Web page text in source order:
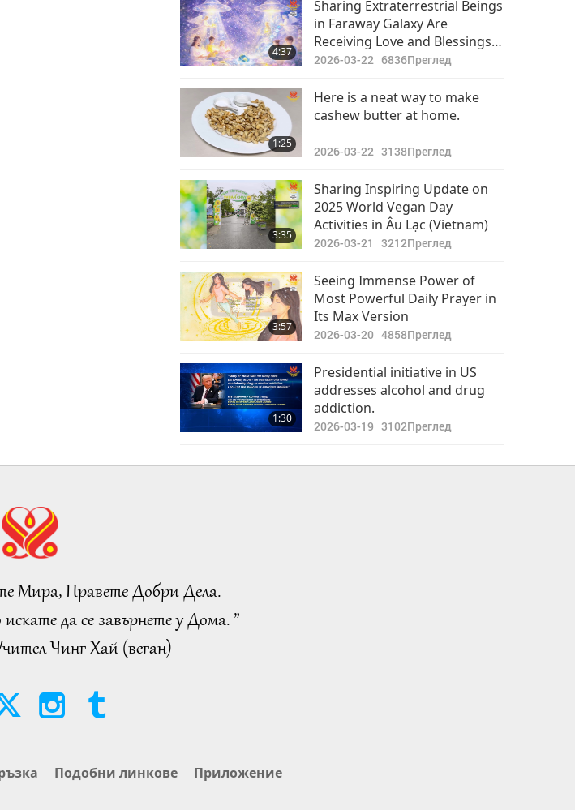
28
37:32
2019-06-305149
Преглед
4:37
Sharing Extraterrestrial Beings
in Faraway Galaxy Are
Receiving Love and Blessings
of Our Master Through
2026-03-22 6836Преглед
1:25
Here is a neat way to make
cashew butter at home.
2026-03-22 3138Преглед
3:35
Sharing Inspiring Update on
2025 World Vegan Day
Activities in Âu Lạc (Vietnam)
2026-03-21 3212Преглед
3:57
Seeing Immense Power of
Most Powerful Daily Prayer in
Its Max Version
2026-03-20 4858Преглед
1:30
Presidential initiative in US
addresses alcohol and drug
addiction.
2026-03-19 3102Преглед
Мира, Правете Добри Дела.
да се завърнете у Дома. ”
Чинг Хай (веган)
Подобни линкове Приложение